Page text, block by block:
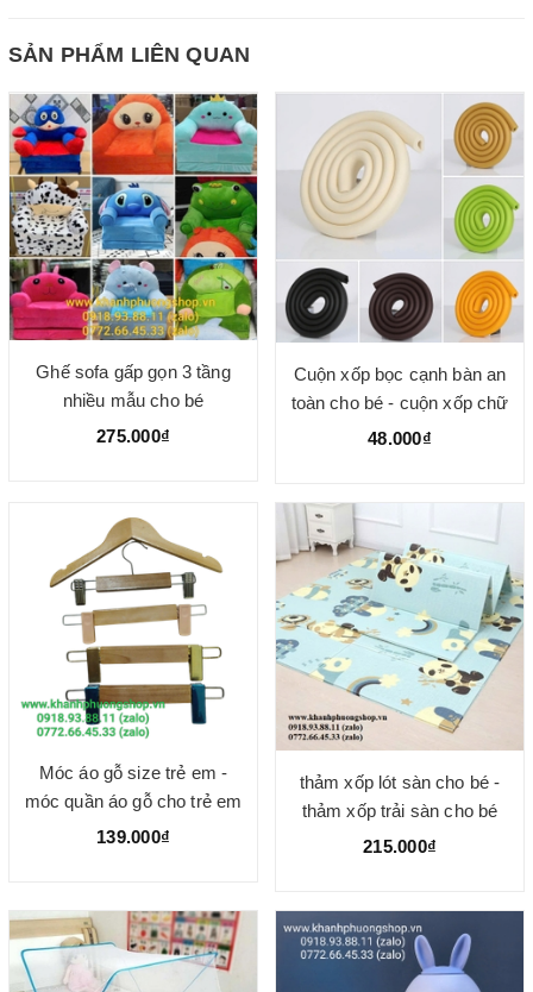
SẢN PHẨM LIÊN QUAN
Ghế sofa gấp gọn 3 tầng
nhiều mẫu cho bé
275.000₫
Cuộn xốp bọc cạnh bàn an
toàn cho bé - cuộn xốp chữ
U dài 2m
48.000₫
Móc áo gỗ size trẻ em -
móc quần áo gỗ cho trẻ em
139.000₫
thảm xốp lót sàn cho bé -
thảm xốp trải sàn cho bé
215.000₫